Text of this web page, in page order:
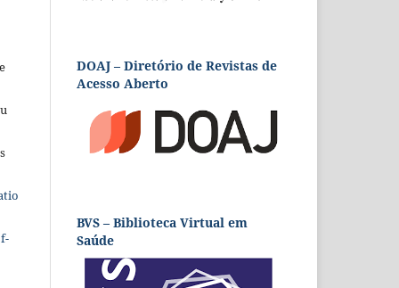
DOAJ – Diretório de Revistas de
Acesso Aberto
BVS – Biblioteca Virtual em
Saúde